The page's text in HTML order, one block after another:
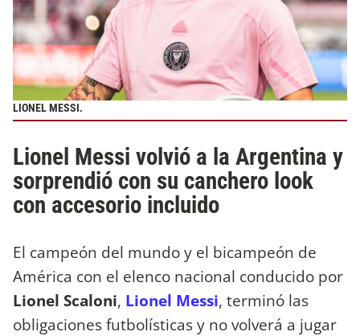
LIONEL MESSI.
Lionel Messi volvió a la Argentina y
sorprendió con su canchero look
con accesorio incluido
El campeón del mundo y el bicampeón de
América con el elenco nacional conducido por
Lionel Scaloni, Lionel Messi, terminó las
obligaciones futbolísticas y no volverá a jugar